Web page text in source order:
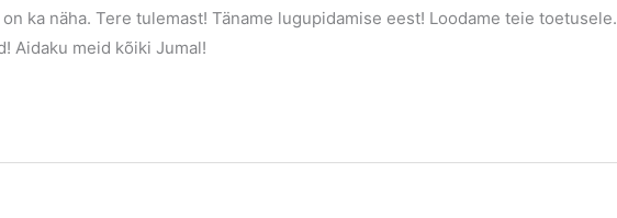
ka näha. Tere tulemast! Täname lugupidamise eest! Loodame teie toetusele.
Aidaku meid kõiki Jumal!